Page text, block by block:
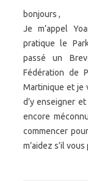
bonjours ,
Je m’appel
pratique le
passé un
Fédération de
Martinique et je
d’y enseigner
encore
commencer
m’aidez s’il vous